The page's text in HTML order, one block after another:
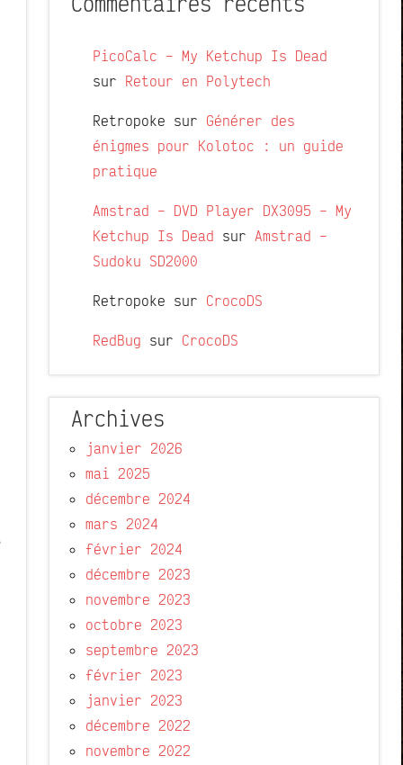
PicoCalc – My Ketchup Is Dead
sur Retour en Polytech
Retropoke sur Générer des
énigmes pour Kolotoc : un guide
pratique
Amstrad – DVD Player DX3095 – My
Ketchup Is Dead sur Amstrad –
Sudoku SD2000
Retropoke sur CrocoDS
RedBug sur CrocoDS
Archives
janvier 2026
mai 2025
décembre 2024
mars 2024
février 2024
décembre 2023
novembre 2023
octobre 2023
septembre 2023
février 2023
janvier 2023
décembre 2022
novembre 2022